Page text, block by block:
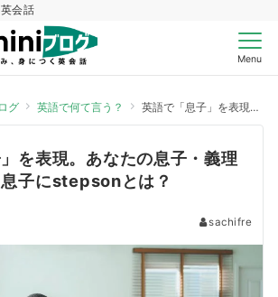
会話
Menu
グ 英語で何て言う？ 英語で「息子」を表現。あなたの息子・義理の息子・ドラ息子にstepsonとは？
を表現。あなたの息子・義理
子にstepsonとは？
sachifre